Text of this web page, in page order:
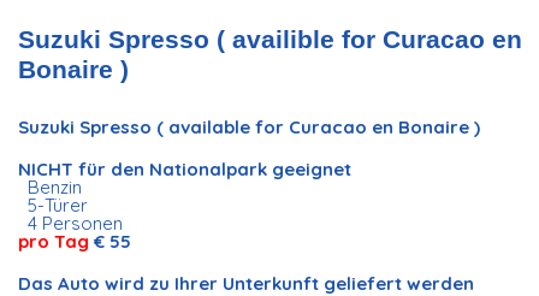
Suzuki Spresso ( availible for Curacao en
Bonaire )
Suzuki Spresso ( available for Curacao en Bonaire )
NICHT für den Nationalpark geeignet
Benzin
5-Türer
4 Personen
pro Tag€ 55
Das Auto wird zu Ihrer Unterkunft geliefert werden